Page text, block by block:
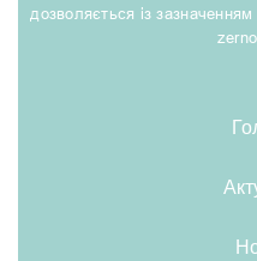
дозволяється із